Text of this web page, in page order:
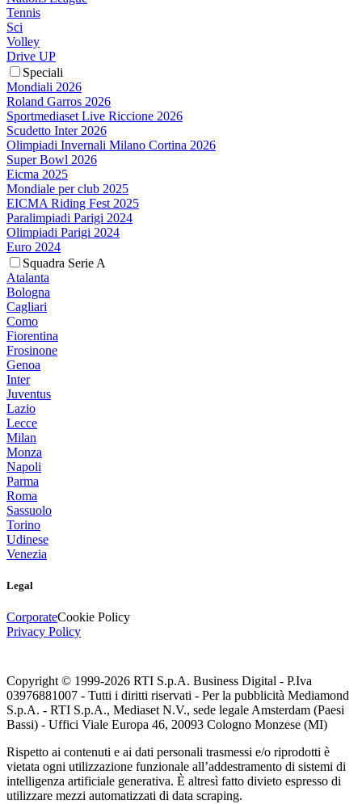
Tennis
Sci
Volley
Drive UP
Speciali
Mondiali 2026
Roland Garros 2026
Sportmediaset Live Riccione 2026
Scudetto Inter 2026
Olimpiadi Invernali Milano Cortina 2026
Super Bowl 2026
Eicma 2025
Mondiale per club 2025
EICMA Riding Fest 2025
Paralimpiadi Parigi 2024
Olimpiadi Parigi 2024
Euro 2024
Squadra Serie A
Atalanta
Bologna
Cagliari
Como
Fiorentina
Frosinone
Genoa
Inter
Juventus
Lazio
Lecce
Milan
Monza
Napoli
Parma
Roma
Sassuolo
Torino
Udinese
Venezia
Legal
CorporateCookie Policy
Privacy Policy
Copyright © 1999-2026 RTI S.p.A. Business Digital - P.Iva
03976881007 - Tutti i diritti riservati - Per la pubblicità Mediamond
S.p.A. - RTI S.p.A., Mediaset N.V., sede legale Amsterdam (Paesi
Bassi) - Uffici Viale Europa 46, 20093 Cologno Monzese (MI)
Rispetto ai contenuti e ai dati personali trasmessi e/o riprodotti è
vietata ogni utilizzazione funzionale all’addestramento di sistemi di
intelligenza artificiale generativa. È altresì fatto divieto espresso di
utilizzare mezzi automatizzati di data scraping.